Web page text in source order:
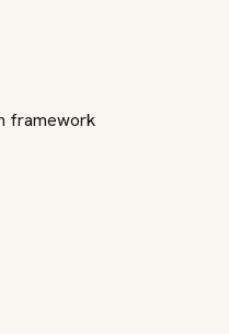
framework